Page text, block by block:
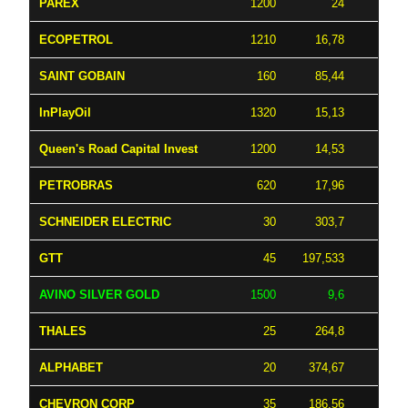
PAREX 1200 24
ECOPETROL 1210 16,78
SAINT GOBAIN 160 85,44
InPlayOil 1320 15,13
Queen's Road Capital Invest 1200 14,53
PETROBRAS 620 17,96
SCHNEIDER ELECTRIC 30 303,7
GTT 45 197,533
AVINO SILVER GOLD 1500 9,6
THALES 25 264,8
ALPHABET 20 374,67
CHEVRON CORP 35 186,56